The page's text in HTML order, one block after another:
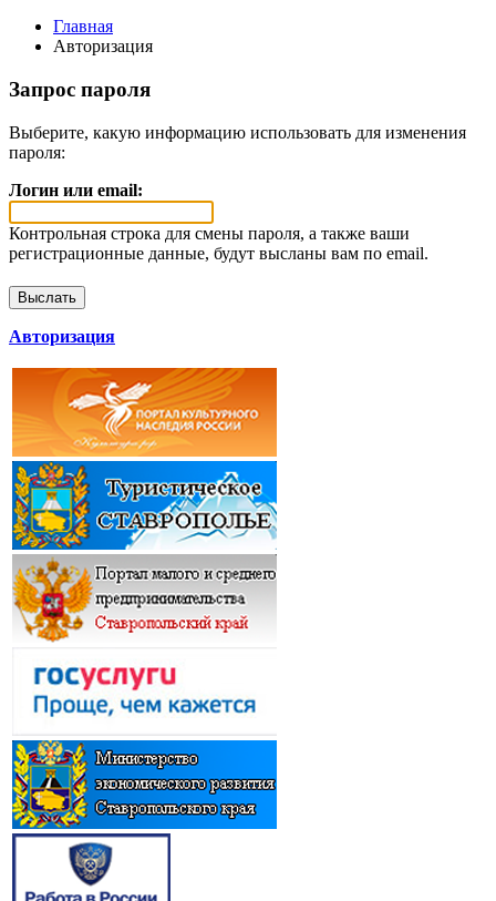
Главная
Авторизация
Запрос пароля
Выберите, какую информацию использовать для изменения
пароля:
Логин или email:
Контрольная строка для смены пароля, а также ваши
регистрационные данные, будут высланы вам по email.
Авторизация